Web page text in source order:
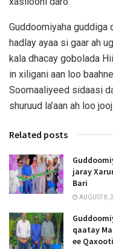
Guddoomiyaha guddiga
hadlay ayaa si gaar ah
kala dhacay gobolada
in xiligani aan loo
Soomaaliyeed sidaasi
shuruud la’aan ah loo
Related posts
jaray
Bari
AUGUST 8,
qaatay
ee